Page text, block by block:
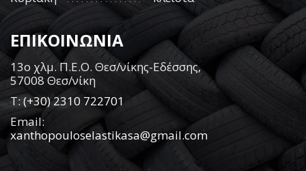
ΕΠΙΚΟΙΝΩΝΙΑ
13ο χλμ. Π.Ε.Ο. Θεσ/νίκης-Εδέσσης,
57008 Θεσ/νίκη
Τ:(+30) 2310 722701
Email:
xanthopouloselastikasa@gmail.com